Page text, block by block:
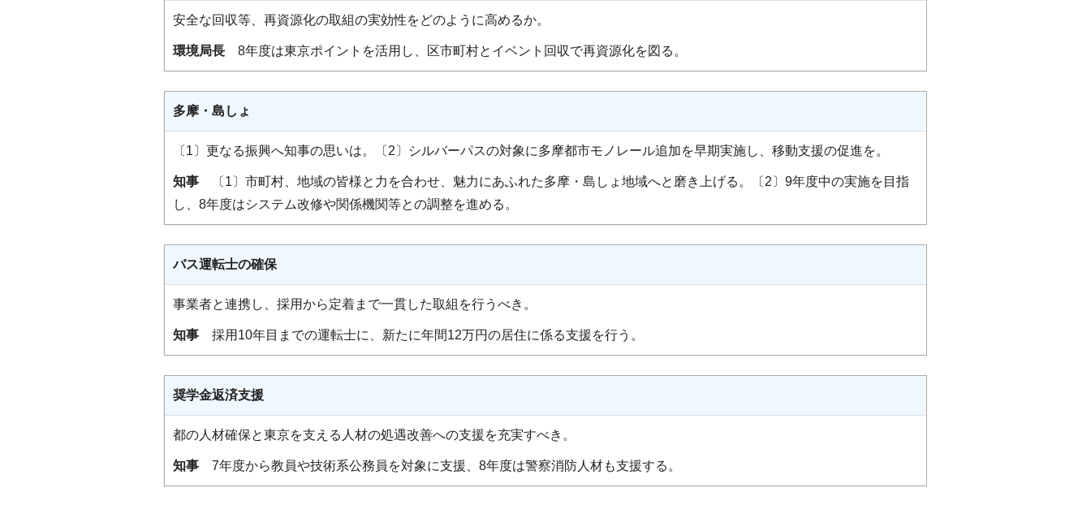
安全な回収等、再資源化の取組の実効性をどのように高めるか。
環境局長 8年度は東京ポイントを活用し、区市町村とイベント回収で再資源化を図る。
多摩・島しょ
〔1〕更なる振興へ知事の思いは。〔2〕シルバーパスの対象に多摩都市モノレール追加を早期実施し、移動支援の促進を。
知事 〔1〕市町村、地域の皆様と力を合わせ、魅力にあふれた多摩・島しょ地域へと磨き上げる。〔2〕9年度中の実施を目指
し、8年度はシステム改修や関係機関等との調整を進める。
バス運転士の確保
事業者と連携し、採用から定着まで一貫した取組を行うべき。
知事 採用10年目までの運転士に、新たに年間12万円の居住に係る支援を行う。
奨学金返済支援
都の人材確保と東京を支える人材の処遇改善への支援を充実すべき。
知事 7年度から教員や技術系公務員を対象に支援、8年度は警察消防人材も支援する。